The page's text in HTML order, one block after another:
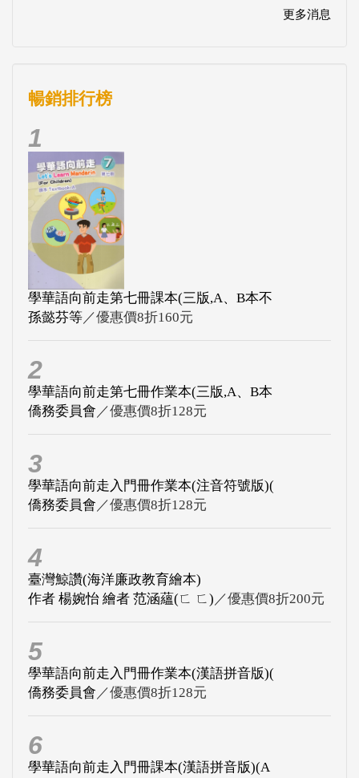
更多消息
暢銷排行榜
1
學華語向前走第七冊課本(三版,A、B本不
孫懿芬等／優惠價8折160元
2
學華語向前走第七冊作業本(三版,A、B本
僑務委員會 ／優惠價8折128元
3
學華語向前走入門冊作業本(注音符號版)(
僑務委員會 ／優惠價8折128元
4
臺灣鯨讚(海洋廉政教育繪本)
作者 楊婉怡 繪者 范涵蘊(ㄈ ㄈ) ／優惠價8折200元
5
學華語向前走入門冊作業本(漢語拼音版)(
僑務委員會 ／優惠價8折128元
6
學華語向前走入門冊課本(漢語拼音版)(A